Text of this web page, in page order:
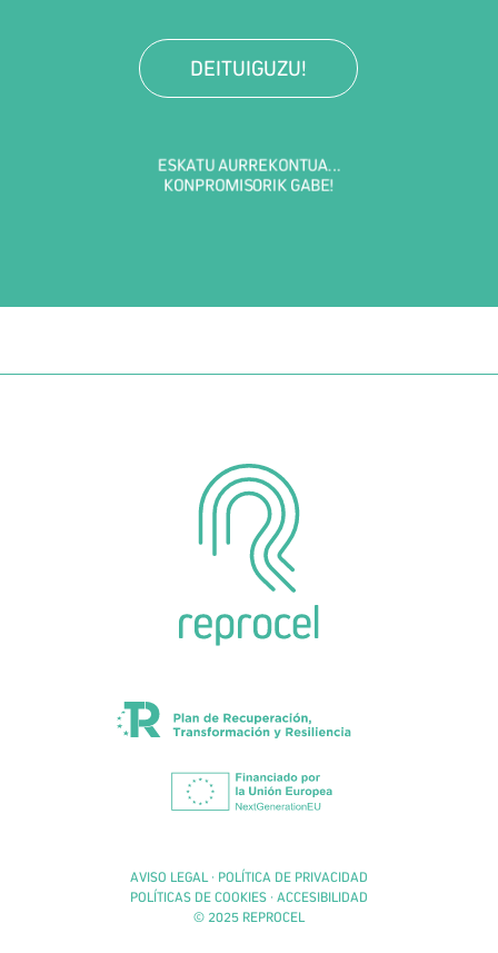
DEITUIGUZU!
ESKATU AURREKONTUA...
KONPROMISORIK GABE!
AVISO LEGAL· POLÍTICA DE PRIVACIDAD
POLÍTICAS DE COOKIES· ACCESIBILIDAD
© 2025 REPROCEL